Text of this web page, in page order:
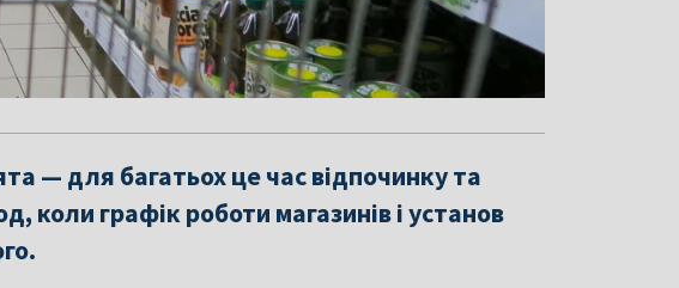
— для багатьох це час відпочинку та
коли графік роботи магазинів і установ